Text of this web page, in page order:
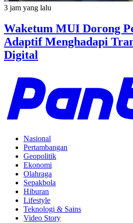
3 jam yang lalu
Waketum MUI Dorong
Adaptif Menghadapi
Digital
Nasional
Pertambangan
Geopolitik
Ekonomi
Olahraga
Sepakbola
Hiburan
Lifestyle
Teknologi & Sains
Video Story